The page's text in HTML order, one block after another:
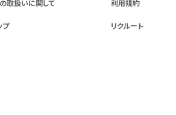
取扱いに関して 利用規約
プ リクルート